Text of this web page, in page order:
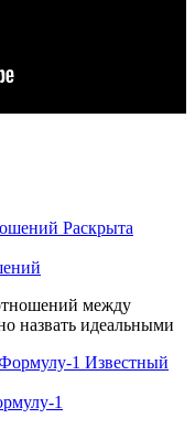
Раскрыта
между
назвать идеальными
Известный
1